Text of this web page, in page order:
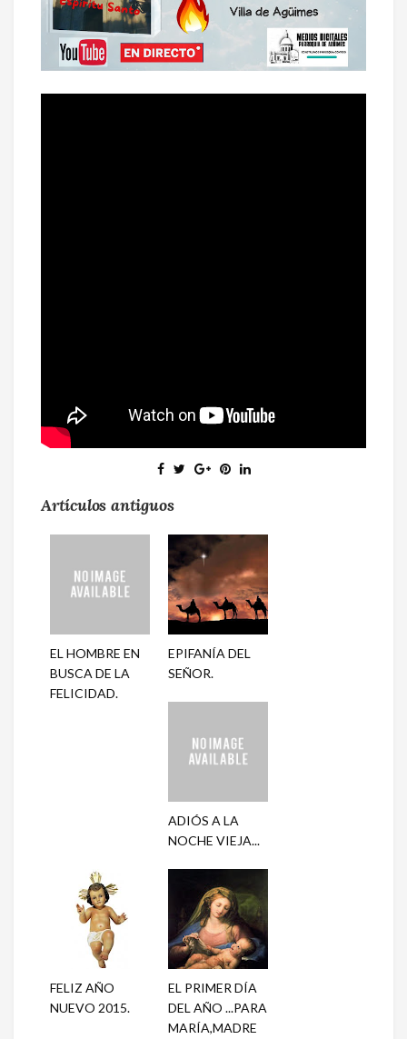
Artículos antiguos
EL HOMBRE EN
BUSCA DE LA
FELICIDAD.
EPIFANÍA DEL
SEÑOR.
ADIÓS A LA
NOCHE VIEJA...
FELIZ AÑO
NUEVO 2015.
EL PRIMER DÍA
DEL AÑO ...PARA
MARÍA,MADRE